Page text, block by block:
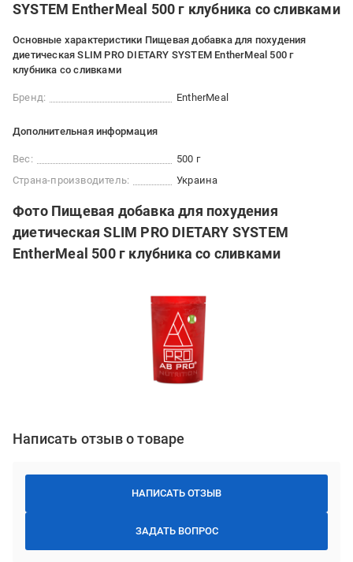
SYSTEM EntherMeal 500 г клубника со сливками
Основные характеристики Пищевая добавка для похудения
диетическая SLIM PRO DIETARY SYSTEM EntherMeal 500 г
клубника со сливками
Бренд: EntherMeal
Дополнительная информация
Вес:
500 г
Страна-производитель:
Украина
Фото Пищевая добавка для похудения
диетическая SLIM PRO DIETARY SYSTEM
EntherMeal 500 г клубника со сливками
Написать отзыв о товаре
НАПИСАТЬ ОТЗЫВ
ЗАДАТЬ ВОПРОС